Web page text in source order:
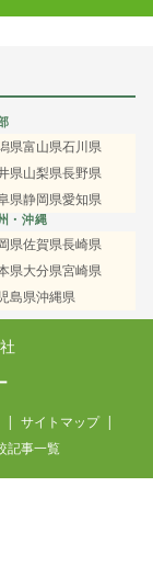
県富山県石川県
県山梨県長野県
県静岡県愛知県
・沖縄
県佐賀県長崎県
県大分県宮崎県
島県沖縄県
サイトマップ
記事一覧